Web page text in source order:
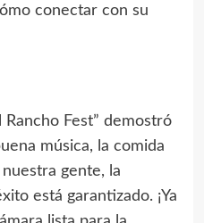
conectar con su
Fest” demostró
música, la comida
gente, la
está garantizado. ¡Ya